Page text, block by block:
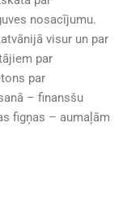
nosacījumu.
visur un par
par
par
– finansšu
figņas – aumaļām